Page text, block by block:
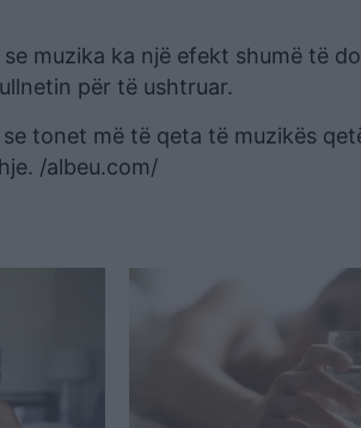
muzika ka një efekt shumë të
për të ushtruar.
tonet më të qeta të muzikës
/albeu.com/